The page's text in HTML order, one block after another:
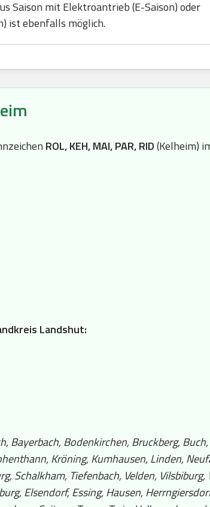
Saison mit Elektroantrieb (E-Saison) oder
ist ebenfalls möglich.
ROL, KEH, MAI, PAR, RID(Kelheim)
Landshut:
Bodenkirchen, Bruckberg,
Kröning, Kumhausen, Linden,
Schalkham, Tiefenbach, Velden,
Elsendorf, Essing, Hausen,